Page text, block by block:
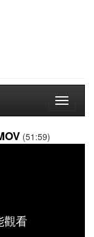
Toggle
(51:59)
觀看